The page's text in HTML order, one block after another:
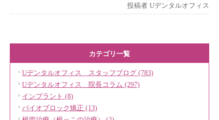
投稿者 Uデンタルオフィス
カテゴリ一覧
Uデンタルオフィス スタッフブログ (783)
Uデンタルオフィス 院長コラム (297)
インプラント (8)
バイオブロック矯正 (13)